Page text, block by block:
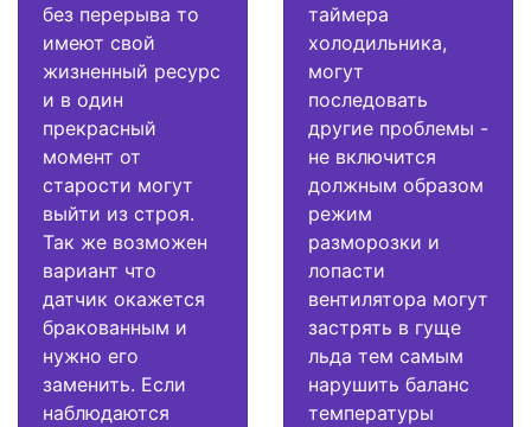
без перерыва то
имеют свой
жизненный ресурс
и в один
прекрасный
момент от
старости могут
выйти из строя.
Так же возможен
вариант что
датчик окажется
бракованным и
нужно его
заменить. Если
наблюдаются
таймера
холодильника,
могут
последовать
другие проблемы -
не включится
должным образом
режим
разморозки и
лопасти
вентилятора могут
застрять в гуще
льда тем самым
нарушить баланс
температуры